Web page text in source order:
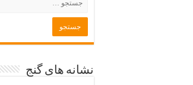
نشانه های گنج